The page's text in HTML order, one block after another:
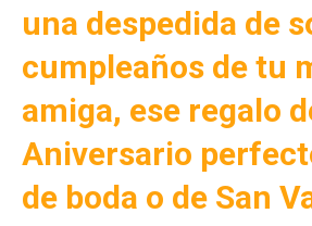
una despedida de
cumpleaños de tu
amiga, ese regalo
Aniversario
de boda o de San